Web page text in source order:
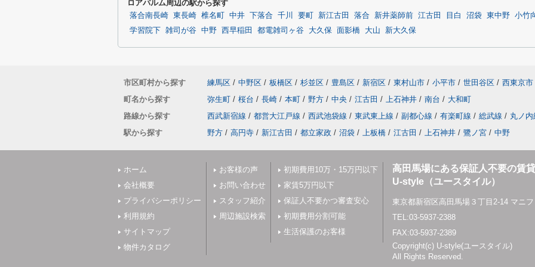
ロアパルム周辺の駅から探す
落合南長崎 東長崎 椎名町 中井 下落合 千川 要町 新江古田 落合 新井薬師前 江古田 目白 沼袋 東中野 小竹
学習院下
雑司が谷 中野 西早稲田 都電雑司ヶ谷 大久保 面影橋 大山 新大久保
市区町村から探す 練馬区 / 中野区 / 板橋区 / 杉並区 / 豊島区 / 新宿区 / 東村山市 / 小平市 / 世田谷区 / 西東京市
町名から探す
弥生町 / 桜台 / 長崎 / 本町 / 野方 / 中央 / 江古田 / 上石神井 / 南台 / 大和町
路線から探す
西武新宿線 / 都営大江戸線 / 西武池袋線 / 東武東上線 / 副都心線 / 有楽町線 / 総武線 / 丸ノ内
駅から探す
野方 / 高円寺 / 新江古田 / 都立家政 / 沼袋 / 上板橋 / 江古田 / 上石神井 / 鷺ノ宮 / 中野
ホーム
会社概要
プライバシーポリシー
利用規約
サイトマップ
物件カタログ
お客様の声
お問い合わせ
スタッフ紹介
周辺施設検索
初期費用10万・15万円以下
家賃5万円以下
保証人不要かつ審査安心
初期費用分割可能
生活保護のお客様
高田馬場にある保証人不要の賃
U-style（ユースタイル）
東京都新宿区高田馬場３丁目2-14 マニ
TEL:03-5937-2388
FAX:03-5937-2389
Copyright(c) U-style(ユースタイル)
All Rights Reserved.